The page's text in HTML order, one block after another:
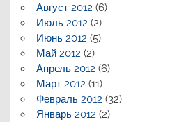
Август 2012 (6)
Июль 2012 (2)
Июнь 2012 (5)
Май 2012 (2)
Апрель 2012 (6)
Март 2012 (11)
Февраль 2012 (32)
Январь 2012 (2)